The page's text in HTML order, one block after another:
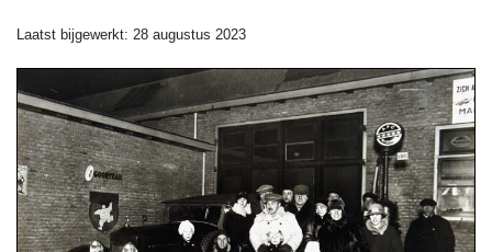
Laatst bijgewerkt: 28 augustus 2023